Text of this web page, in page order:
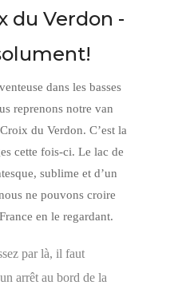
du Verdon -
dans les basses
reprenons notre van
du Verdon. C’est la
cette fois-ci. Le lac de
sublime et d’un
ne pouvons croire
en le regardant.
par là, il faut
arrêt au bord de la